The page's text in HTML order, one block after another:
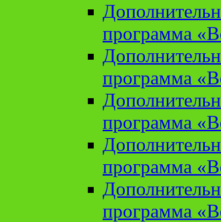
программа
программа
программа
программа
программа